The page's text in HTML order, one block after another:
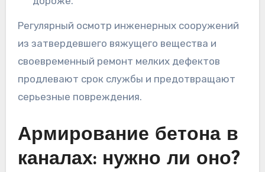
Регулярный осмотр инженерных сооружений
из затвердевшего вяжущего вещества и
своевременный ремонт мелких дефектов
продлевают срок службы и предотвращают
серьезные повреждения.
Армирование бетона в
каналах: нужно ли оно?